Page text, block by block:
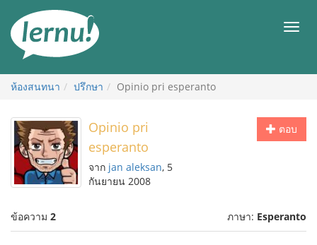
สารบัญ
เมนู
ห้องสนทนา ปรึกษา Opinio pri esperanto
ตอบ
Opinio pri
esperanto
จาก jan aleksan, 5
กันยายน 2008
ข้อความ 2 ภาษา: Esperanto